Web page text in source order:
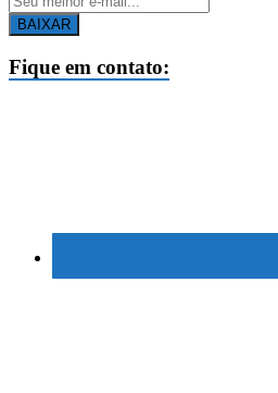
BAIXAR
Fique em contato: